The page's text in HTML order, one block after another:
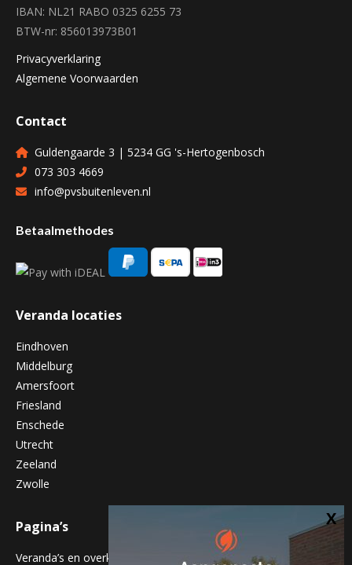
IBAN: NL21 RABO 0325 6255 73
BTW-nr: 856013973B01
Privacyverklaring
Algemene Voorwaarden
Contact
Guldengaarde 3 | 5234 GG 's-Hertogenbosch
073 303 4669
info@pvsbuitenleven.nl
Betaalmethodes
Veranda locaties
Eindhoven
Middelburg
Amersfoort
Friesland
Enschede
Utrecht
Zeeland
Zwolle
Pagina’s
Veranda’s en overkappingen